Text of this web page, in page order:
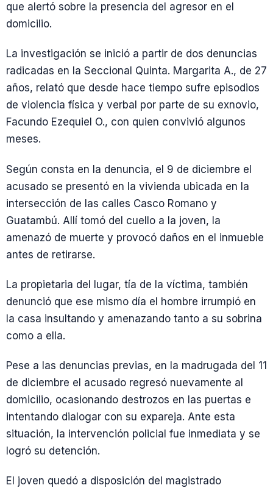
que alertó sobre la presencia del agresor en el
domicilio.
La investigación se inició a partir de dos denuncias
radicadas en la Seccional Quinta. Margarita A., de 27
años, relató que desde hace tiempo sufre episodios
de violencia física y verbal por parte de su exnovio,
Facundo Ezequiel O., con quien convivió algunos
meses.
Según consta en la denuncia, el 9 de diciembre el
acusado se presentó en la vivienda ubicada en la
intersección de las calles Casco Romano y
Guatambú. Allí tomó del cuello a la joven, la
amenazó de muerte y provocó daños en el inmueble
antes de retirarse.
La propietaria del lugar, tía de la víctima, también
denunció que ese mismo día el hombre irrumpió en
la casa insultando y amenazando tanto a su sobrina
como a ella.
Pese a las denuncias previas, en la madrugada del 11
de diciembre el acusado regresó nuevamente al
domicilio, ocasionando destrozos en las puertas e
intentando dialogar con su expareja. Ante esta
situación, la intervención policial fue inmediata y se
logró su detención.
El joven quedó a disposición del magistrado